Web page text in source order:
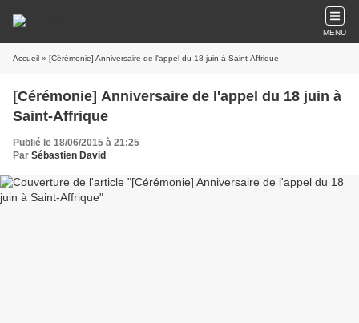
MENU
Accueil » [Cérémonie] Anniversaire de l'appel du 18 juin à Saint-Affrique
[Cérémonie] Anniversaire de l'appel du 18 juin à
Saint-Affrique
Publié le 18/06/2015 à 21:25
Par Sébastien David